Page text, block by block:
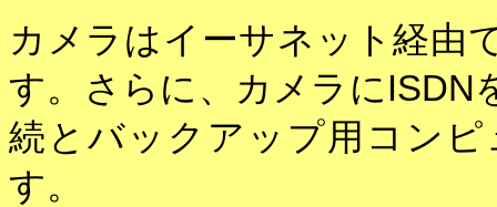
カメラはイーサネット経由
す。さらに、カメラにISDN
続とバックアップ用コン
す。